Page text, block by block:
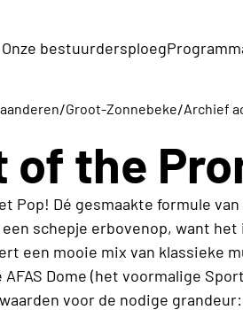
Onze bestuurdersploeg
/Groot-Zonnebeke/Archief
of the
Pop! Dé gesmaakte formule
schepje erbovenop, want
een mooie mix van klassieke
Dome (het voormalige
voor de nodige